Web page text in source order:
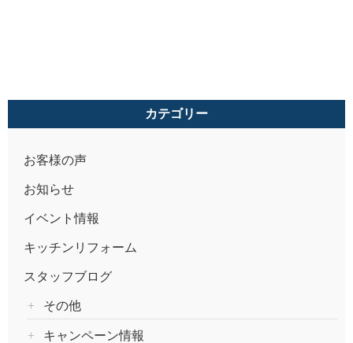
カテゴリー
お客様の声
お知らせ
イベント情報
キッチンリフォーム
スタッフブログ
その他
キャンペーン情報